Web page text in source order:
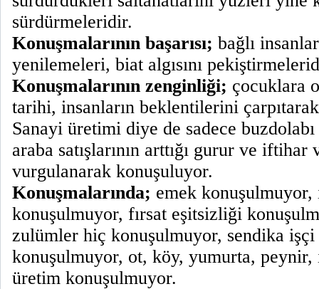
sürdürmeleridir.
Konuşmalarının başarısı; bağlı
yenilemeleri, biat algısını
Konuşmalarının zenginliği; çocuklara
tarihi, insanların beklentilerini
Sanayi üretimi diye de sadece
araba satışlarının arttığı gurur ve
vurgulanarak konuşuluyor.
Konuşmalarında; emek
konuşulmuyor, fırsat eşitsizliği
zulümler hiç konuşulmuyor, sendika
konuşulmuyor, ot, köy, yumurta, peynir,
üretim konuşulmuyor.